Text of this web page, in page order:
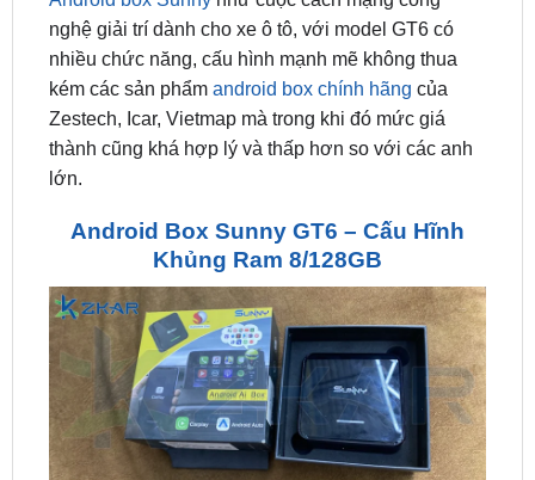
kém các sản phẩmandroid box chính hãngcủa
Zestech, Icar, Vietmap mà trong khi đó mức giá
thành cũng khá hợp lý và thấp hơn so với các anh
lớn.
Android Box Sunny GT6 – Cấu Hĩnh
Android Box Sunny GT6 – Cấu Hĩnh Khủng Ram
8/128GB